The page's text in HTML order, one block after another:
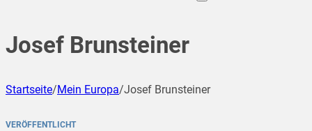
Josef Brunsteiner
Startseite/Mein Europa/Josef Brunsteiner
VERÖFFENTLICHT